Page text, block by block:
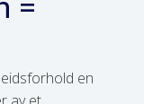
en